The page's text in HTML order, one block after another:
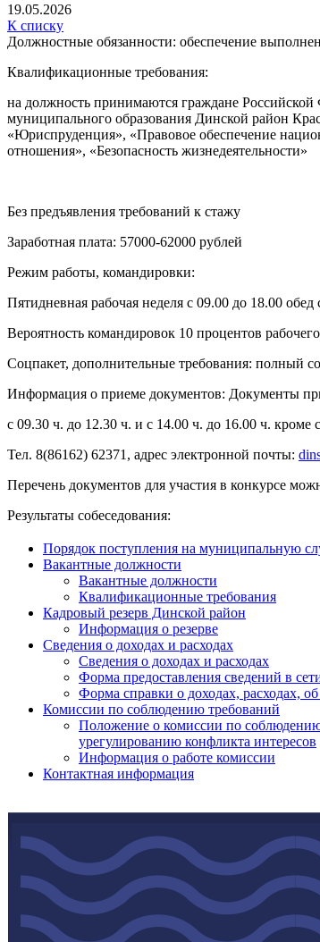
19.05.2026
К списку
Должностные обязанности: обеспечение
Квалификационные требования:
на должность принимаются граждане
муниципального образования Динской район
«Юриспруденция», «Правовое обеспечение
отношения», «Безопасность жизнедеятельности»
Без предъявления требований к стажу
Заработная плата: 57000-62000 рублей
Режим работы, командировки:
Пятидневная рабочая неделя с 09.00 до 18.00 обед
Вероятность командировок 10 процентов
Соцпакет, дополнительные требования: полный
Информация о приеме документов: Документы
с 09.30 ч. до 12.30 ч. и с 14.00 ч. до 16.00 ч.
Тел. 8(86162) 62371, адрес электронной почты:
Перечень документов для участия в конкурсе
Результаты собеседования:
Порядок поступления на муниципальную
Вакантные должности
Вакантные должности
Квалификационные требования
Кадровый резерв Динской район
Информация о резерве
Сведения о доходах и расходах
Сведения о доходах и расходах
Форма предоставления сведений в
Форма справки о доходах, расходах,
Комиссии по соблюдению требований
Положение о комиссии по
урегулированию конфликта интересов
Информация о работе комиссии
Контактная информация